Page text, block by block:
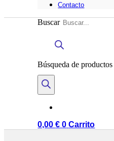
Contacto
Buscar
Búsqueda de productos
0,00€ 0 Carrito